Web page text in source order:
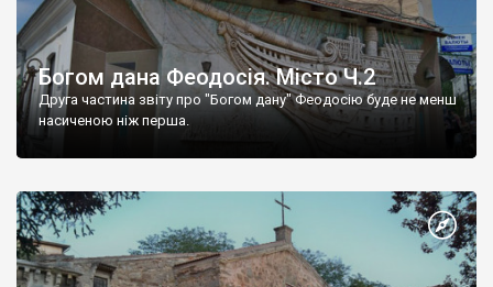
Богом дана Феодосія. Місто Ч.2
Друга частина звіту про "Богом дану" Феодосію буде не менш
насиченою ніж перша.